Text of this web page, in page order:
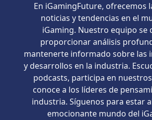
En iGamingFuture, ofrecemos
noticias y tendencias en el
iGaming. Nuestro equipo se
proporcionar análisis
mantenerte informado sobre las
y desarrollos en la industria.
podcasts, participa en
conoce a los líderes de
industria. Síguenos para estar
emocionante mundo del